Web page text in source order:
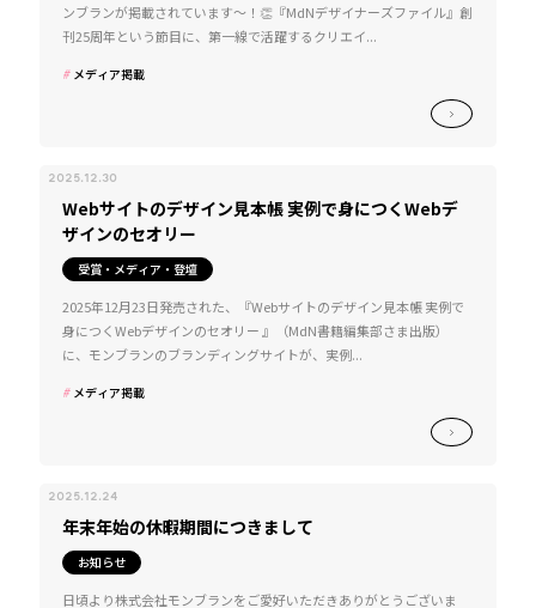
ンブランが掲載されています～！👏『MdNデザイナーズファイル』創
刊25周年という節目に、第一線で活躍するクリエイ...
メディア掲載
2025.12.30
Webサイトのデザイン見本帳 実例で身につくWebデ
ザインのセオリー
受賞・メディア・登壇
2025年12月23日発売された、『Webサイトのデザイン見本帳 実例で
身につくWebデザインのセオリー 』（MdN書籍編集部さま出版）
に、モンブランのブランディングサイトが、実例...
メディア掲載
2025.12.24
年末年始の休暇期間につきまして
お知らせ
日頃より株式会社モンブランをご愛好いただきありがとうございま